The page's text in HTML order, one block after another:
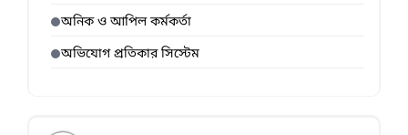
অনিক ও আপিল কর্মকর্তা
অভিযোগ প্রতিকার সিস্টেম